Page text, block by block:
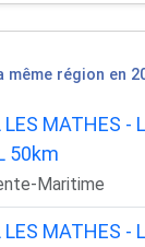
même région en
MATHES -
50km
Maritime
MATHES -